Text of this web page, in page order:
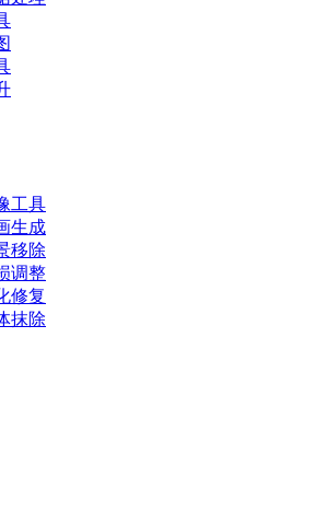
工具
生成
移除
调整
修复
抹除